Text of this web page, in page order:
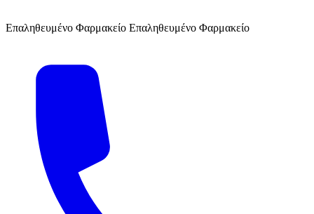
Επαληθευμένο Φαρμακείο Επαληθευμένο Φαρμακείο